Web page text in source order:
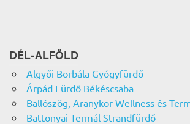
DÉL-ALFÖLD
Algyői Borbála Gyógyfürdő
Árpád Fürdő Békéscsaba
Ballószög, Aranykor Wellness és
Battonyai Termál Strandfürdő